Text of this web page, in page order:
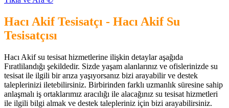
Hacı Akif Tesisatçı - Hacı Akif Su
Tesisatçısı
Hacı Akif su tesisat hizmetlerine ilişkin detaylar aşağıda
Fıratlilandığı şekildedir. Sizde yaşam alanlarınız ve ofislerinizde su
tesisat ile ilgili bir arıza yaşıyorsanız bizi arayabilir ve destek
taleplerinizi iletebilirsiniz. Birbirinden farklı uzmanlık süresine sahip
anlaşmalı iş ortaklarımız aracılığı ile alacağınız su tesisat hizmetleri
ile ilgili bilgi almak ve destek talepleriniz için bizi arayabilirsiniz.